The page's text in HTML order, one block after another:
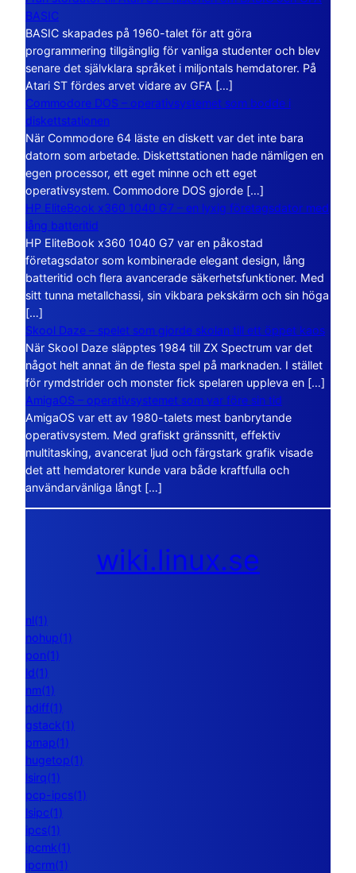
BASIC
BASIC skapades på 1960-talet för att göra
programmering tillgänglig för vanliga studenter och blev
senare det självklara språket i miljontals hemdatorer. På
Atari ST fördes arvet vidare av GFA […]
Commodore DOS – operativsystemet som bodde i
diskettstationen
När Commodore 64 läste en diskett var det inte bara
datorn som arbetade. Diskettstationen hade nämligen en
egen processor, ett eget minne och ett eget
operativsystem. Commodore DOS gjorde […]
HP EliteBook x360 1040 G7 – en lyxig företagsdator med
lång batteritid
HP EliteBook x360 1040 G7 var en påkostad
företagsdator som kombinerade elegant design, lång
batteritid och flera avancerade säkerhetsfunktioner. Med
sitt tunna metallchassi, sin vikbara pekskärm och sin höga
[…]
Skool Daze – spelet som gjorde skolan till ett öppet kaos
När Skool Daze släpptes 1984 till ZX Spectrum var det
något helt annat än de flesta spel på marknaden. I stället
för rymdstrider och monster fick spelaren uppleva en […]
AmigaOS – operativsystemet som var före sin tid
AmigaOS var ett av 1980-talets mest banbrytande
operativsystem. Med grafiskt gränssnitt, effektiv
multitasking, avancerat ljud och färgstark grafik visade
det att hemdatorer kunde vara både kraftfulla och
användarvänliga långt […]
wiki.linux.se
nl(1)
nohup(1)
pon(1)
ld(1)
nm(1)
ndiff(1)
gstack(1)
pmap(1)
hugetop(1)
lsirq(1)
pcp-ipcs(1)
lsipc(1)
ipcs(1)
ipcmk(1)
ipcrm(1)